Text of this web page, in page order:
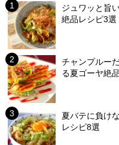
ジュワッと旨
絶品レシピ3選
チャンプルー
る夏ゴーヤ絶
夏バテに負け
レシピ8選